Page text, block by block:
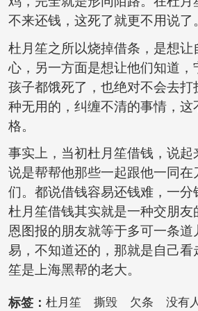
不来还钱，这死了就更不用说了
杜月笙之所以烧掉借条，是想让
心，另一方面是想让他们知道，
孩子都饿死了，也绝对不会去打
种无用的，纠缠不清的事情，这
格。
事实上，当初杜月笙借钱，说起
说是帮帮他那些一起跟他一同在
们。都说借钱容易还钱难，一分
杜月笙借钱其实就是一种交朋友
恩图报的朋友就等于多可一条道
易，不知道还的，那就是自己看
笙是上海黑帮的老大。
标签： 杜月笙 撕毁 欠条 没有